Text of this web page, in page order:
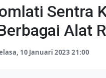
Sentra
Alat
10 Januari 2023 21:00